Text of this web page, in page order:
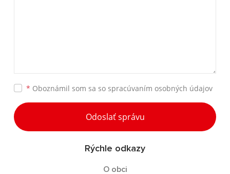
* Oboznámil som sa so spracúvaním osobných údajov
Odoslať správu
Rýchle odkazy
O obci